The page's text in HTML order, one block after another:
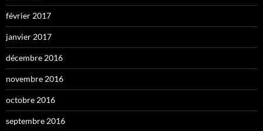
février 2017
janvier 2017
décembre 2016
novembre 2016
octobre 2016
septembre 2016